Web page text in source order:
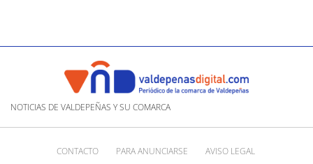
NOTICIAS DE VALDEPEÑAS Y SU COMARCA
CONTACTO PARA ANUNCIARSE
AVISO LEGAL